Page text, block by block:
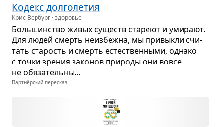
Кодекс дол­го­ле­тия
Крис Вербург · здоровье
Боль­шин­ство живых существ ста­реют и уми­рают.
Для людей смерть неиз­бежна, мы при­выкли счи­
тать ста­рость и смерть есте­ствен­ными, однако
с точки зре­ния зако­нов при­роды они вовсе
не обя­за­тельны...
Партнёрский пересказ